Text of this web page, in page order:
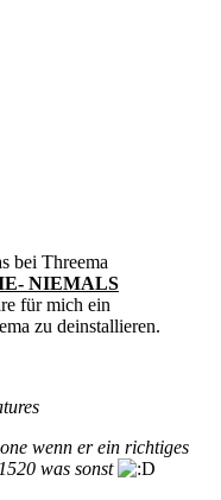
bei Threema
NIEMALS
für mich ein
zu deinstallieren.
wenn er ein richtiges
was sonst